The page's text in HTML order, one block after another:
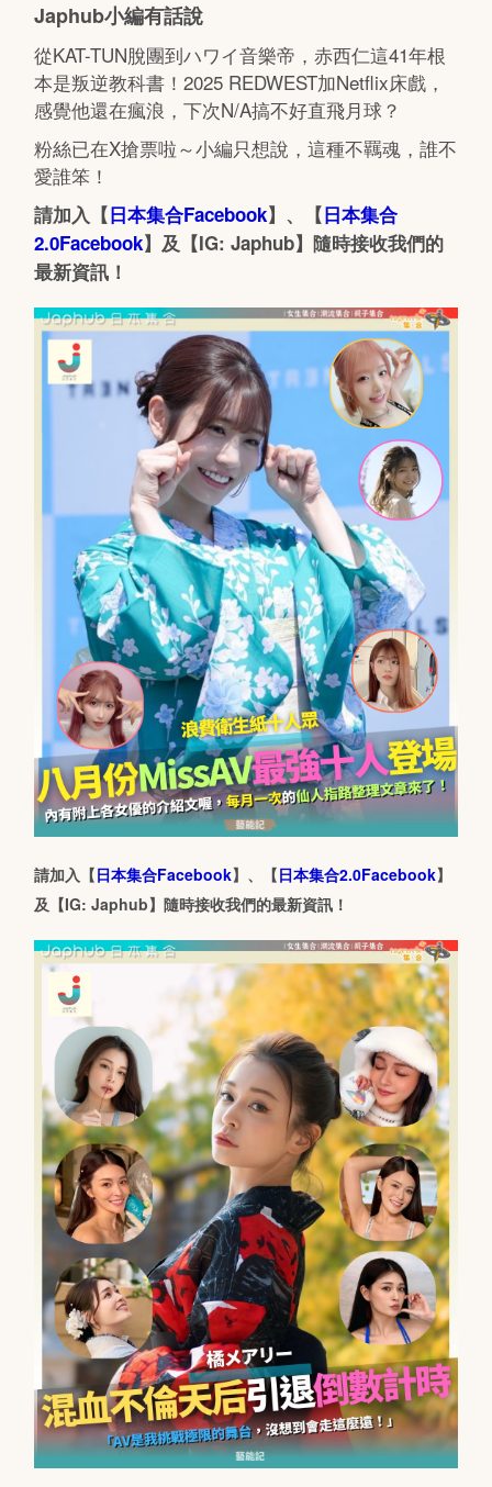
Japhub小編有話說
從KAT-TUN脫團到ハワイ音樂帝，赤西仁這41年根
本是叛逆教科書！2025 REDWEST加Netflix床戲，
感覺他還在瘋浪，下次N/A搞不好直飛月球？
粉絲已在X搶票啦～小編只想說，這種不羈魂，誰不
愛誰笨！
請加入【日本集合Facebook】、【日本集合
2.0Facebook】及【IG: Japhub】隨時接收我們的
最新資訊！
請加入【日本集合Facebook】、【日本集合2.0Facebook】
及【IG: Japhub】隨時接收我們的最新資訊！